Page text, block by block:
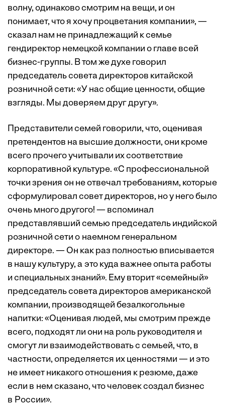
волну, одинаково смотрим на вещи, и он
понимает, что я хочу процветания компании», —
сказал нам не принадлежащий к семье
гендиректор немецкой компании о главе всей
бизнес-группы. В том же духе говорил
председатель совета директоров китайской
розничной сети: «У нас общие ценности, общие
взгляды. Мы доверяем друг другу».
Представители семей говорили, что, оценивая
претендентов на высшие должности, они кроме
всего прочего учитывали их соответствие
корпоративной культуре. «С профессиональной
точки зрения он не отвечал требованиям, которые
сформулировал совет директоров, но у него было
очень много другого! — вспоминал
представлявший семью председатель индийской
розничной сети о наемном генеральном
директоре. — Он как раз полностью вписывается
в нашу культуру, а это куда важнее опыта работы
и специальных ­знаний». Ему вторит «семейный»
председатель совета директоров американской
компании, производящей безалкогольные
напитки: «Оценивая людей, мы смотрим прежде
всего, подходят ли они на роль руководителя и
смогут ли взаимодействовать с семьей, что, в
частности, определяется их ценностями — и это
не имеет никакого отношения к резюме, даже
если в нем сказано, что человек создал бизнес
в России».